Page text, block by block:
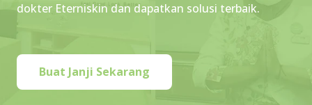
dokter Eterniskin dan dapatkan solusi terbaik.
Buat Janji Sekarang